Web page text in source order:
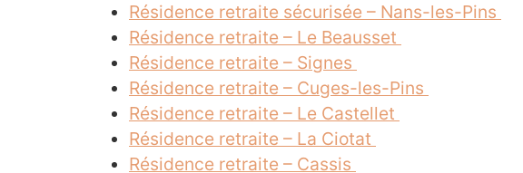
Résidence retraite sécurisée – Nans-les-Pins
Résidence retraite – Le Beausset
Résidence retraite – Signes
Résidence retraite – Cuges-les-Pins
Résidence retraite – Le Castellet
Résidence retraite – La Ciotat
Résidence retraite – Cassis